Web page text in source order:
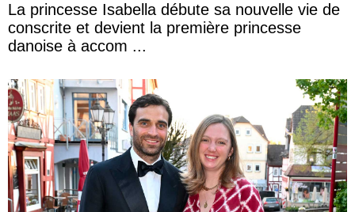
La princesse Isabella débute sa nouvelle vie de
conscrite et devient la première princesse
danoise à accom ...